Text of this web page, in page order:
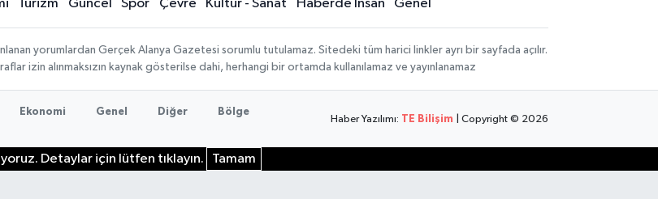
Turizm Güncel Spor Çevre Kültür - Sanat Haberde İnsan Genel
yorumlardan Gerçek Alanya Gazetesi sorumlu tutulamaz. Sitedeki tüm harici linkler ayrı bir sayfada açılır.
izin alınmaksızın kaynak gösterilse dahi, herhangi bir ortamda kullanılamaz ve yayınlanamaz
Ekonomi Genel Diğer Bölge
Haber Yazılımı: TE Bilişim | Copyright © 2026
Detaylar için lütfen tıklayın. Tamam